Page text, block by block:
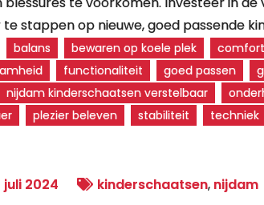
stappen op nieuwe, goed passende
balans bewaren op koele plek comfort
functionaliteit goed passen
nijdam kinderschaatsen verstelbaar
plezier beleven stabiliteit techniek
juli 2024 kinderschaatsen, nijdam